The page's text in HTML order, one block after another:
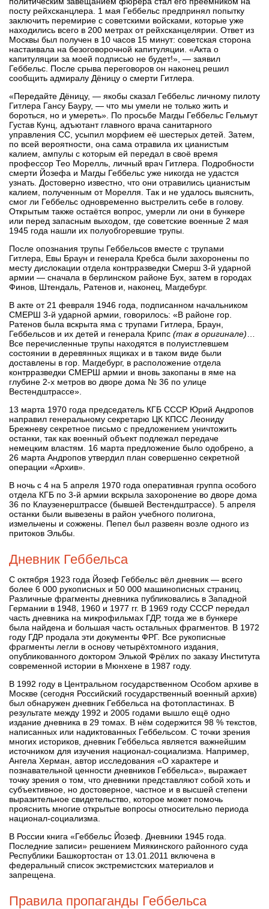
посту рейхсканцлера. 1 мая Геббельс предпринял попытку
заключить перемирие с советскими войсками, которые уже
находились всего в 200 метрах от рейхсканцелярии. Ответ из
Москвы был получен в 10 часов 15 минут: советская сторона
настаивала на безоговорочной капитуляции. «Акта о
капитуляции за моей подписью не будет!», — заявил
Геббельс. После срыва переговоров он наконец решил
сообщить адмиралу Дёницу о смерти Гитлера.
«Передайте Дёницу, — якобы сказал Геббельс личному пилоту
Гитлера Гансу Бауру, — что мы умели не только жить и
бороться, но и умереть». По просьбе Магды Геббельс Гельмут
Густав Кунц, адъютант главного врача санитарного
управления СС, усыпил морфием её шестерых детей. Затем,
по всей вероятности, она сама отравила их цианистым
калием, ампулы с которым ей передал в своё время
профессор Тео Морелль, личный врач Гитлера. Подробности
смерти Йозефа и Магды Геббельс уже никогда не удастся
узнать. Достоверно известно, что они отравились цианистым
калием, полученным от Морелля. Так и не удалось выяснить,
смог ли Геббельс одновременно выстрелить себе в голову.
Открытым также остаётся вопрос, умерли ли они в бункере
или перед запасным выходом, где советские военные 2 мая
1945 года нашли их полуобгоревшие трупы.
После опознания трупы Геббельсов вместе с трупами
Гитлера, Евы Браун и генерала Кребса были захоронены по
месту дислокации отдела контрразведки Смерш 3-й ударной
армии — сначала в берлинском районе Бух, затем в городах
Финов, Штендаль, Ратенов и, наконец, Магдебург.
В акте от 21 февраля 1946 года, подписанном начальником
СМЕРШ 3-й ударной армии, говорилось: «В районе гор.
Ратенов была вскрыта яма с трупами Гитлера, Браун,
Геббельсов и их детей и генерала Крипс (так в оригинале)
Все перечисленные трупы находятся в полуистлевшем
состоянии в деревянных ящиках и в таком виде были
доставлены в гор. Магдебург, в расположение отдела
контрразведки СМЕРШ армии и вновь закопаны в яме на
глубине 2-х метров во дворе дома № 36 по улице
Вестендштрассе».
13 марта 1970 года председатель КГБ СССР Юрий Андропов
направил генеральному секретарю ЦК КПСС Леониду
Брежневу секретное письмо с предложением уничтожить
останки, так как военный объект подлежал передаче
немецким властям. 16 марта предложение было одобрено, а
26 марта Андропов утвердил план совершенно секретной
операции «Архив».
В ночь с 4 на 5 апреля 1970 года оперативная группа особого
отдела КГБ по 3-й армии вскрыла захоронение во дворе дома
36 по Клаузенерштрассе (бывшей Вестендштрассе). 5 апреля
останки были вывезены в район учебного полигона,
измельчены и сожжены. Пепел был развеян возле одного из
притоков Эльбы.
Дневник Геббельса
С октября 1923 года Йозеф Геббельс вёл дневник — всего
более 6 000 рукописных и 50 000 машинописных страниц.
Различные фрагменты дневника публиковались в Западной
Германии в 1948, 1960 и 1977 гг. В 1969 году СССР передал
часть дневника на микрофильмах ГДР, тогда же в бункере
была найдена и большая часть остальных фрагментов. В 1972
году ГДР продала эти документы ФРГ. Все рукописные
фрагменты легли в основу четырёхтомного издания,
опубликованного доктором Элькой Фрёлих по заказу Института
современной истории в Мюнхене в 1987 году.
В 1992 году в Центральном государственном Особом архиве в
Москве (сегодня Российский государственный военный архив)
был обнаружен дневник Геббельса на фотопластинах. В
результате между 1992 и 2005 годами вышло ещё одно
издание дневника в 29 томах. В нём содержится 98 % текстов,
написанных или надиктованных Геббельсом. С точки зрения
многих историков, дневник Геббельса является важнейшим
источником для изучения национал-социализма. Например,
Ангела Херман, автор исследования «О характере и
познавательной ценности дневников Геббельса», выражает
точку зрения о том, что дневники представляют собой хоть и
субъективное, но достоверное, частное и в высшей степени
выразительное свидетельство, которое может помочь
прояснить многие открытые вопросы относительно периода
национал-социализма.
В России книга «Геббельс Йозеф. Дневники 1945 года.
Последние записи» решением Миякинского районного суда
Республики Башкортостан от 13.01.2011 включена в
федеральный список экстремистских материалов и
запрещена.
Правила пропаганды Геббельса